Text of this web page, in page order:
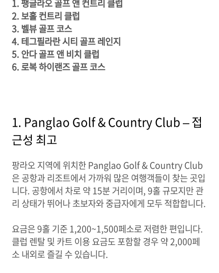
1. 팽글라오 골프 앤 컨트리 클럽
2. 보홀 컨트리 클럽
3. 벨뷰 골프 코스
4. 테그필라란 시티 골프 레인지
5. 안다 골프 앤 비치 클럽
6. 로복 하이랜즈 골프 코스
1. Panglao Golf & Country Club – 접
근성 최고
팡라오 지역에 위치한 Panglao Golf & Country Club
은 공항과 리조트에서 가까워 많은 여행객들이 찾는 곳입
니다. 공항에서 차로 약 15분 거리이며, 9홀 규모지만 관
리 상태가 뛰어나 초보자와 중급자에게 모두 적합합니다.
요금은 9홀 기준 1,200~1,500페소로 저렴한 편입니다.
클럽 렌탈 및 카트 이용 요금도 포함할 경우 약 2,000페
소 내외로 즐길 수 있습니다.